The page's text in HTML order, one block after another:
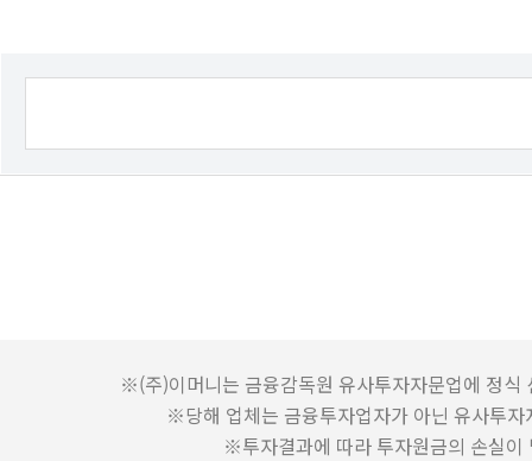
※(주)이머니는 금융감독원 유사투자자문업에 정식
※당해 업체는 금융투자업자가 아닌 유사투
※투자결과에 따라 투자원금의 손실이